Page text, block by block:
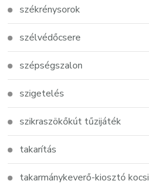
székrénysorok
szélvédőcsere
szépségszalon
szigetelés
szikraszökőkút tűzijáték
takarítás
takarmánykeverő-kiosztó kocsi